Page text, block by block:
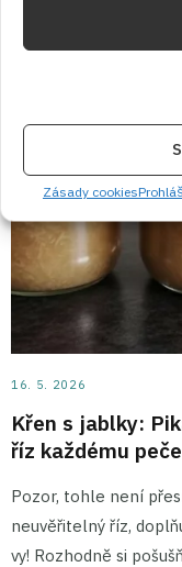
Zásady cookies
16. 5. 2026
Křen s jablky:
říz každému
Pozor, tohle není
neuvěřitelný říz,
vy! Rozhodně si